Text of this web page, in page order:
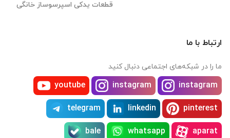
قطعات یدکی اسپرسوساز خانگی
ارتباط با ما
ما را در شبکه‌های اجتماعی دنبال کنید
instagram
instagram
youtube
pinterest
linkedin
telegram
aparat
whatsapp
bale